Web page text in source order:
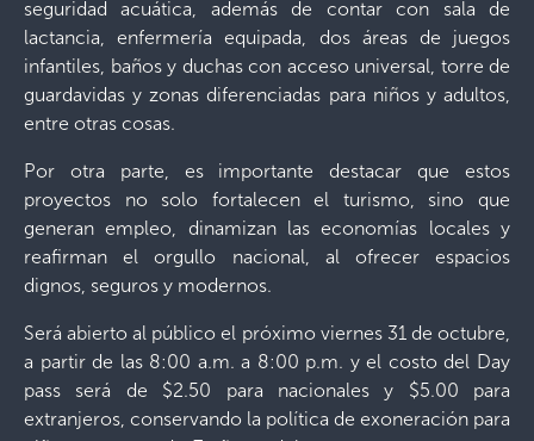
seguridad acuática, además de contar con sala de
lactancia, enfermería equipada, dos áreas de juegos
infantiles, baños y duchas con acceso universal, torre de
guardavidas y zonas diferenciadas para niños y adultos,
entre otras cosas.
Por otra parte, es importante destacar que estos
proyectos no solo fortalecen el turismo, sino que
generan empleo, dinamizan las economías locales y
reafirman el orgullo nacional, al ofrecer espacios
dignos, seguros y modernos.
Será abierto al público el próximo viernes 31 de octubre,
a partir de las 8:00 a.m. a 8:00 p.m. y el costo del Day
pass será de $2.50 para nacionales y $5.00 para
extranjeros, conservando la política de exoneración para